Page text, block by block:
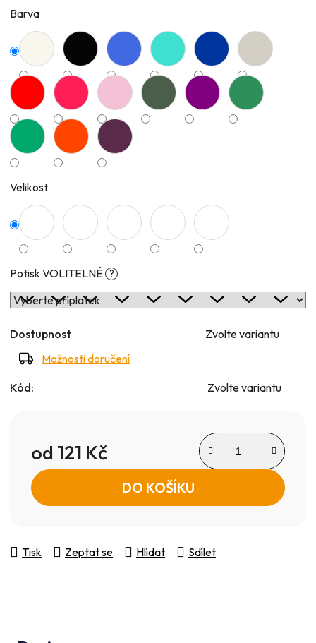
Barva
Velikost
Potisk VOLITELNÉ ?
Dostupnost
Zvolte variantu
Možnosti doručení
Kód: Zvolte variantu
od 121 Kč
Měrná cena:
DO KOŠÍKU
Tisk Zeptat se Hlídat Sdílet